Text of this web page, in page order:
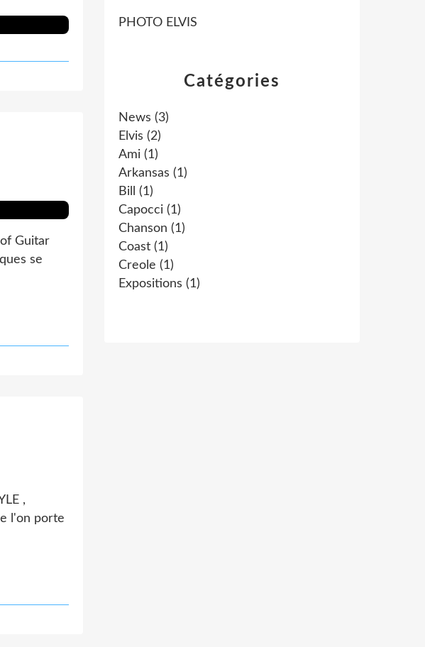
Guitar
se
,
l'on porte
Catégories
News (3)
Elvis (2)
Ami (1)
Arkansas (1)
Bill
(1)
Capocci (1)
Chanson (1)
Coast (1)
Creole (1)
Expositions (1)
PHOTO ELVIS